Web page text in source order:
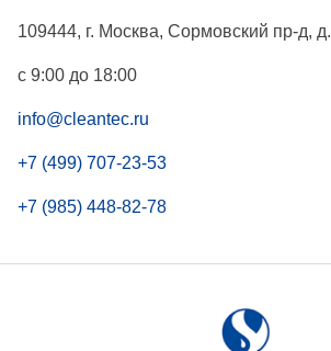
109444, г. Москва, Сормовский пр-д,
с 9:00 до 18:00
info@cleantec.ru
+7 (499) 707-23-53
+7 (985) 448-82-78